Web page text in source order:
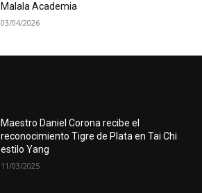
Malala Academia
03/04/2026
Maestro Daniel Corona recibe el
reconocimiento Tigre de Plata en Tai Chi
estilo Yang
11/03/2025